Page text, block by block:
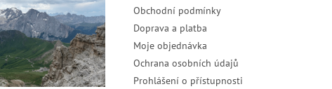
Obchodní podmínky
Doprava a platba
Moje objednávka
Ochrana osobních údajů
Prohlášení o přístupnosti